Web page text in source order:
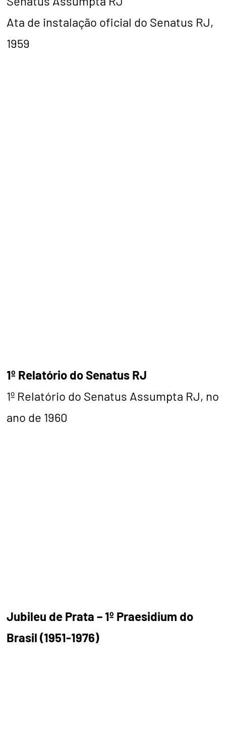
Ata de instalação oficial do Senatus RJ,
1959
1º Relatório do Senatus RJ
1º Relatório do Senatus Assumpta RJ, no
ano de 1960
Jubileu de Prata – 1º Praesidium do
Brasil (1951-1976)